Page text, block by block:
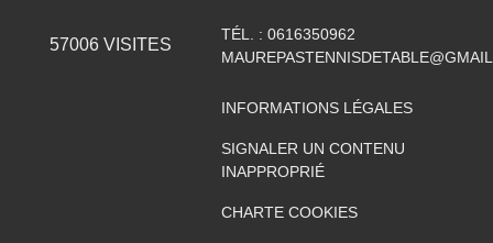
57006VISITES
TÉL. : 0616350962
INFORMATIONS LÉGALES
SIGNALER UN CONTENU
INAPPROPRIÉ
CHARTE COOKIES